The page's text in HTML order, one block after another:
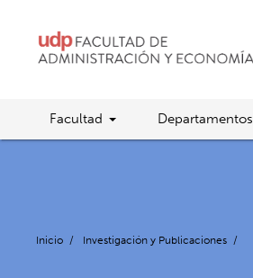
Facultad Departamentos
Inicio / Investigación y Publicaciones /